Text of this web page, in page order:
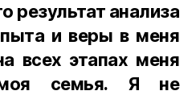
результат анализа
и веры в меня
всех этапах меня
моя семья. Я не